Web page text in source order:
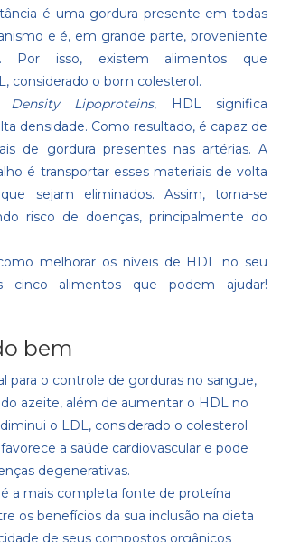
é uma gordura presente em todas
e é, em grande parte, proveniente
Por isso, existem alimentos que
considerado o bom colesterol.
Density Lipoproteins, HDL significa
densidade. Como resultado, é capaz de
de gordura presentes nas artérias. A
é transportar esses materiais de volta
sejam eliminados. Assim, torna-se
risco de doenças, principalmente do
melhorar os níveis de HDL no seu
cinco alimentos que podem ajudar!
bem
para o controle de gorduras no sangue,
azeite, além de aumentar o HDL no
o LDL, considerado o colesterol
a saúde cardiovascular e pode
degenerativas.
é a mais completa fonte de proteína
os benefícios da sua inclusão na dieta
de seus compostos orgânicos